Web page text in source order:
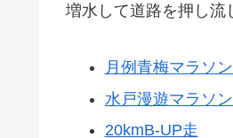
増水して道路を押し流
月例青梅マラソ
水戸漫遊マラソ
20kmB-UP走